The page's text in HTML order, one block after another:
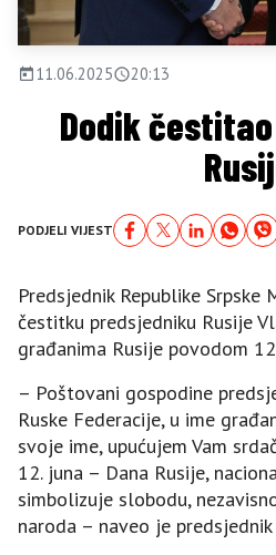
11.06.2025 20:13
Dodik
PODJELI VIJEST
Predsjednik Republike
čestitku predsjedniku Rusije
građanima Rusije povodom
– Poštovani gospodine
Ruske Federacije, u ime
svoje ime, upućujem Vam
12. juna – Dana Rusije,
simbolizuje slobodu,
naroda – naveo je predsjednik